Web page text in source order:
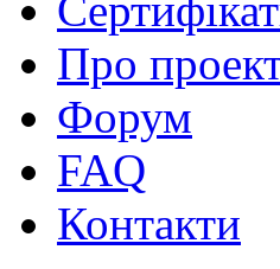
Про
Форум
FAQ
Контакти